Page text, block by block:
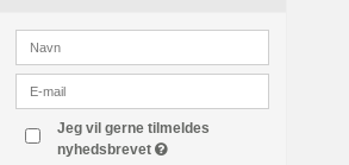
Jeg vil gerne tilmeldes
nyhedsbrevet